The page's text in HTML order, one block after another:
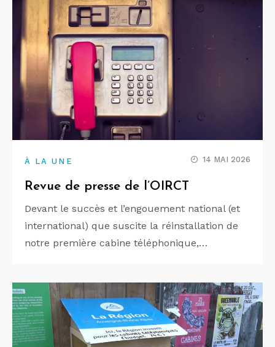
À LA UNE 14 MAI 2026
Revue de presse de l’OIRCT
Devant le succès et l’engouement national (et
international) que suscite la réinstallation de
notre première cabine téléphonique,…